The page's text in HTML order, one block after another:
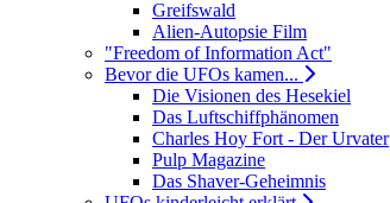
Greifswald
Alien-Autopsie Film
"Freedom of Information Act"
Bevor die UFOs kamen...
Die Visionen des Hesekiel
Das Luftschiffphänomen
Charles Hoy Fort - Der Urvater
Pulp Magazine
Das Shaver-Geheimnis